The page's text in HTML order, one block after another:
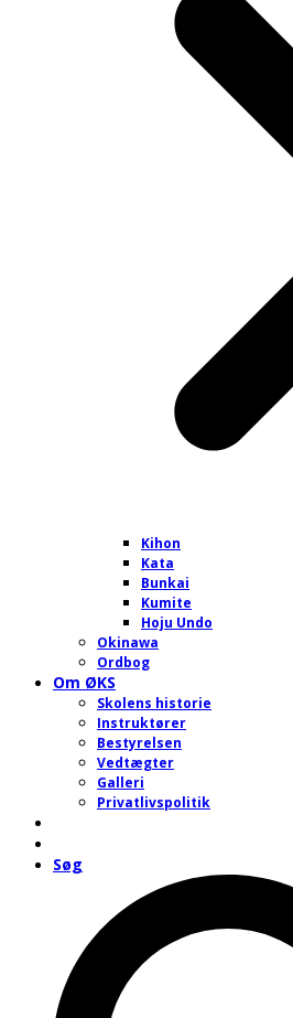
Kihon
Kata
Bunkai
Kumite
Hoju Undo
Okinawa
Ordbog
Om ØKS
Skolens historie
Instruktører
Bestyrelsen
Vedtægter
Galleri
Privatlivspolitik
Søg